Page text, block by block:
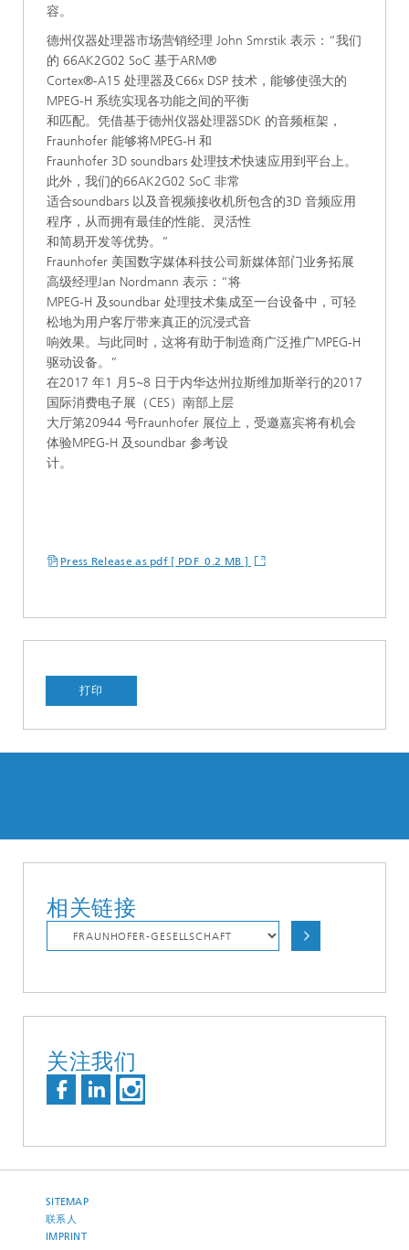
容。
德州仪器处理器市场营销经理 John Smrstik 表示：“我们
的 66AK2G02 SoC 基于ARM®
Cortex®-A15 处理器及C66x DSP 技术，能够使强大的
MPEG-H 系统实现各功能之间的平衡
和匹配。凭借基于德州仪器处理器SDK 的音频框架，
Fraunhofer 能够将MPEG-H 和
Fraunhofer 3D soundbars 处理技术快速应用到平台上。
此外，我们的66AK2G02 SoC 非常
适合soundbars 以及音视频接收机所包含的3D 音频应用
程序，从而拥有最佳的性能、灵活性
和简易开发等优势。”
Fraunhofer 美国数字媒体科技公司新媒体部门业务拓展
高级经理Jan Nordmann 表示：“将
MPEG-H 及soundbar 处理技术集成至一台设备中，可轻
松地为用户客厅带来真正的沉浸式音
响效果。与此同时，这将有助于制造商广泛推广MPEG-H
驱动设备。”
在2017 年1 月5~8 日于内华达州拉斯维加斯举行的2017
国际消费电子展（CES）南部上层
大厅第20944 号Fraunhofer 展位上，受邀嘉宾将有机会
体验MPEG-H 及soundbar 参考设
计。
Press Release as pdf [ PDF 0.2 MB ]
打印
相关链接
关注我们
SITEMAP
联系人
IMPRINT